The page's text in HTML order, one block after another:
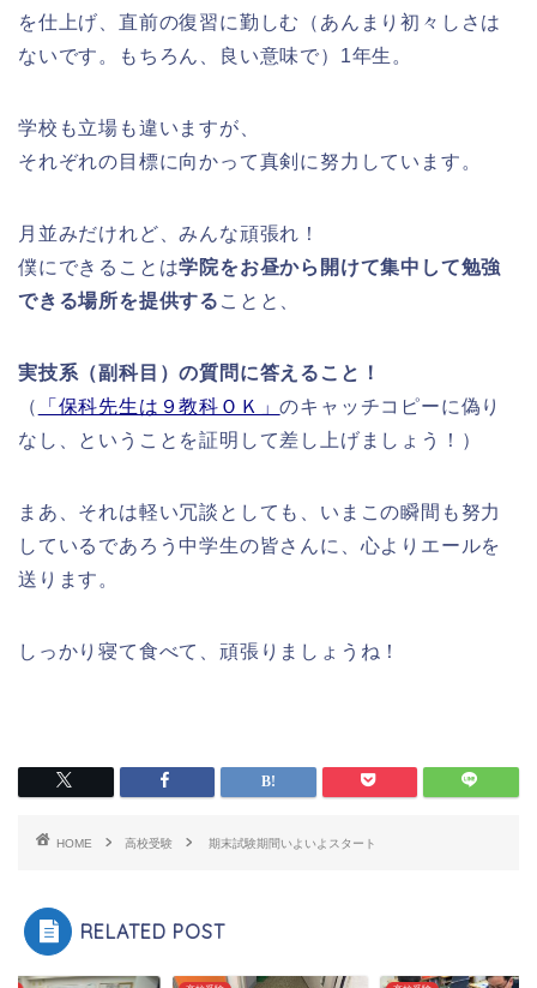
を仕上げ、直前の復習に勤しむ（あんまり初々しさは
ないです。もちろん、良い意味で）1年生。
学校も立場も違いますが、
それぞれの目標に向かって真剣に努力しています。
月並みだけれど、みんな頑張れ！
僕にできることは学院をお昼から開けて集中して勉強
できる場所を提供する ことと、
実技系（副科目）の質問に答えること！
（
「保科先生は９教科ＯＫ」のキャッチコピーに偽り
なし、ということを証明して差し上げましょう！）
まあ、それは軽い冗談としても、いまこの瞬間も努力
しているであろう中学生の皆さんに、心よりエールを
送ります。
しっかり寝て食べて、頑張りましょうね！
HOME 高校受験 期末試験期間いよいよスタート
RELATED POST